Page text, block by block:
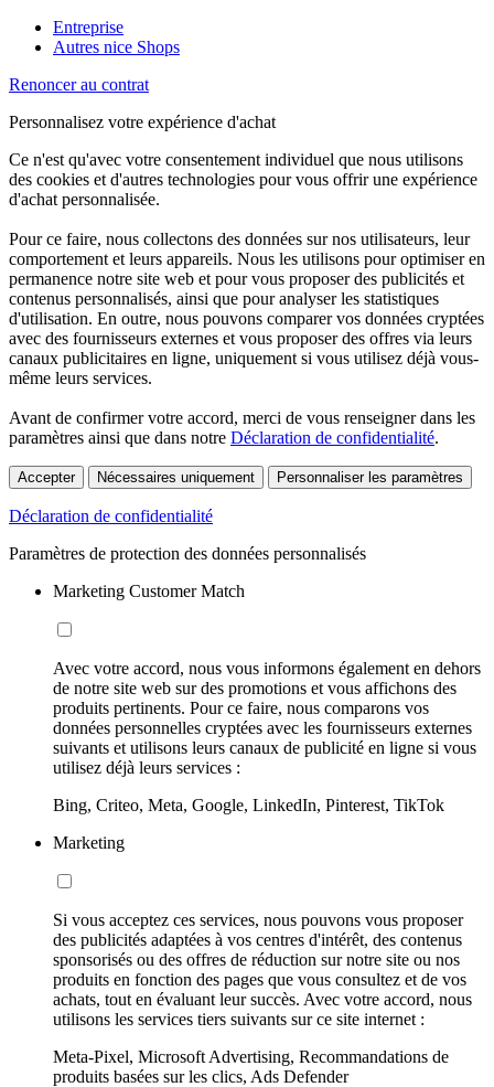
Entreprise
Autres nice Shops
Renoncer au contrat
Personnalisez votre expérience d'achat
Ce n'est qu'avec votre consentement individuel que nous utilisons
des cookies et d'autres technologies pour vous offrir une expérience
d'achat personnalisée.
Pour ce faire, nous collectons des données sur nos utilisateurs, leur
comportement et leurs appareils. Nous les utilisons pour optimiser en
permanence notre site web et pour vous proposer des publicités et
contenus personnalisés, ainsi que pour analyser les statistiques
d'utilisation. En outre, nous pouvons comparer vos données cryptées
avec des fournisseurs externes et vous proposer des offres via leurs
canaux publicitaires en ligne, uniquement si vous utilisez déjà vous-
même leurs services.
Avant de confirmer votre accord, merci de vous renseigner dans les
paramètres ainsi que dans notre Déclaration de confidentialité.
Accepter Nécessaires uniquement Personnaliser les paramètres
Déclaration de confidentialité
Paramètres de protection des données personnalisés
Marketing Customer Match
Avec votre accord, nous vous informons également en dehors
de notre site web sur des promotions et vous affichons des
produits pertinents. Pour ce faire, nous comparons vos
données personnelles cryptées avec les fournisseurs externes
suivants et utilisons leurs canaux de publicité en ligne si vous
utilisez déjà leurs services :
Bing, Criteo, Meta, Google, LinkedIn, Pinterest, TikTok
Marketing
Si vous acceptez ces services, nous pouvons vous proposer
des publicités adaptées à vos centres d'intérêt, des contenus
sponsorisés ou des offres de réduction sur notre site ou nos
produits en fonction des pages que vous consultez et de vos
achats, tout en évaluant leur succès. Avec votre accord, nous
utilisons les services tiers suivants sur ce site internet :
Meta-Pixel, Microsoft Advertising, Recommandations de
produits basées sur les clics, Ads Defender